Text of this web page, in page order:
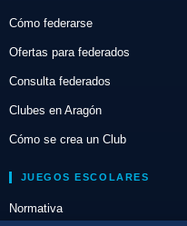
Cómo federarse
Ofertas para federados
Consulta federados
Clubes en Aragón
Cómo se crea un Club
JUEGOS ESCOLARES
Normativa